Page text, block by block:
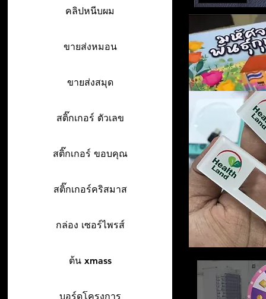
คลิปหนีบผม
ขายส่งหมอน
ขายส่งสมุด
สติ๊กเกอร์ ตัวเลข
สติ๊กเกอร์ ขอบคุณ
สติ๊กเกอร์คริสมาส
กล่อง เซอร์ไพรส์
ต้น xmass
บอร์ดโครงการ